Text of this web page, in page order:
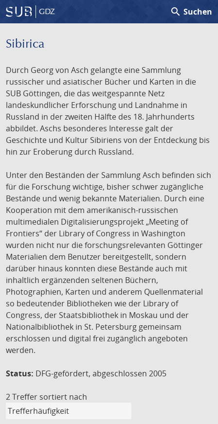
GDZ search Suchen
Sibirica
Durch Georg von Asch gelangte eine Sammlung
russischer und asiatischer Bücher und Karten in die
SUB Göttingen, die das weitgespannte Netz
landeskundlicher Erforschung und Landnahme in
Russland in der zweiten Hälfte des 18. Jahrhunderts
abbildet. Aschs besonderes Interesse galt der
Geschichte und Kultur Sibiriens von der Entdeckung bis
hin zur Eroberung durch Russland.
Unter den Beständen der Sammlung Asch befinden sich
für die Forschung wichtige, bisher schwer zugängliche
Bestände und wenig bekannte Materialien. Durch eine
Kooperation mit dem amerikanisch-russischen
multimedialen Digitalisierungsprojekt „Meeting of
Frontiers“ der Library of Congress in Washington
wurden nicht nur die forschungsrelevanten Göttinger
Materialien dem Benutzer bereitgestellt, sondern
darüber hinaus konnten diese Bestände auch mit
inhaltlich ergänzenden seltenen Büchern,
Photographien, Karten und anderem Quellenmaterial
so bedeutender Bibliotheken wie der Library of
Congress, der Staatsbibliothek in Moskau und der
Nationalbibliothek in St. Petersburg gemeinsam
erschlossen und digital frei zugänglich angeboten
werden.
Status: DFG-gefördert, abgeschlossen 2005
2 Treffer sortiert nach